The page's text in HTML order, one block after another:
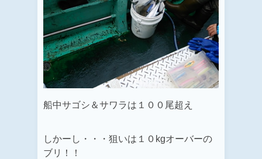
船中サゴシ＆サワラは１００尾超え
しかーし・・・狙いは１０kgオーバーの
ブリ！！